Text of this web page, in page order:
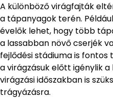
A különböző virágfajták
a tápanyagok terén.
évelők lehet, hogy több
a lassabban növő cserjék
fejlődési stádiuma is
a virágzásuk előtt igénylik
virágzási időszakban is
trágyázásra.